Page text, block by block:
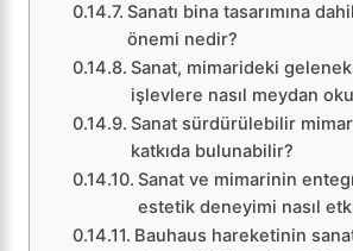
Sanatı bina tasarımına
önemi nedir?
Sanat, mimarideki
işlevlere nasıl meydan
Sanat sürdürülebilir
katkıda bulunabilir?
Sanat ve mimarinin
estetik deneyimi nasıl
Bauhaus hareketinin